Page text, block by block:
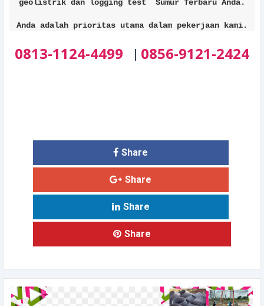
geolistrik dan logging test Sumur Terbaru Anda.
Anda adalah prioritas utama dalam pekerjaan kami.
0813-1124-4499 | 0856-9121-2424
Share
Share
Share
Share